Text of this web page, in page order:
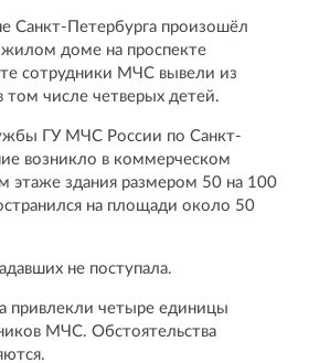
Санкт-Петербурга произошёл
доме на проспекте
сотрудники МЧС вывели из
том числе четверых детей.
ГУ МЧС России по Санкт-
возникло в коммерческом
этаже здания размером 50 на 100
на площади около 50
не поступала.
привлекли четыре единицы
МЧС. Обстоятельства